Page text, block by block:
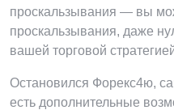
проскальзывания — вы
проскальзывания, даже
вашей торговой
Остановился Форекс4ю,
есть дополнительные